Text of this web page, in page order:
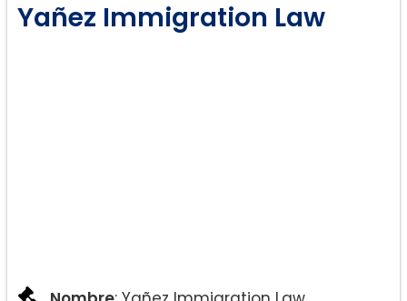
Yañez Immigration Law